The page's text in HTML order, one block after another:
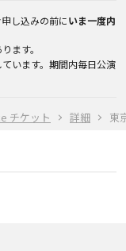
チケット 詳細 東
し込みの前にいま一度内
ます。
います。期間内毎日公演